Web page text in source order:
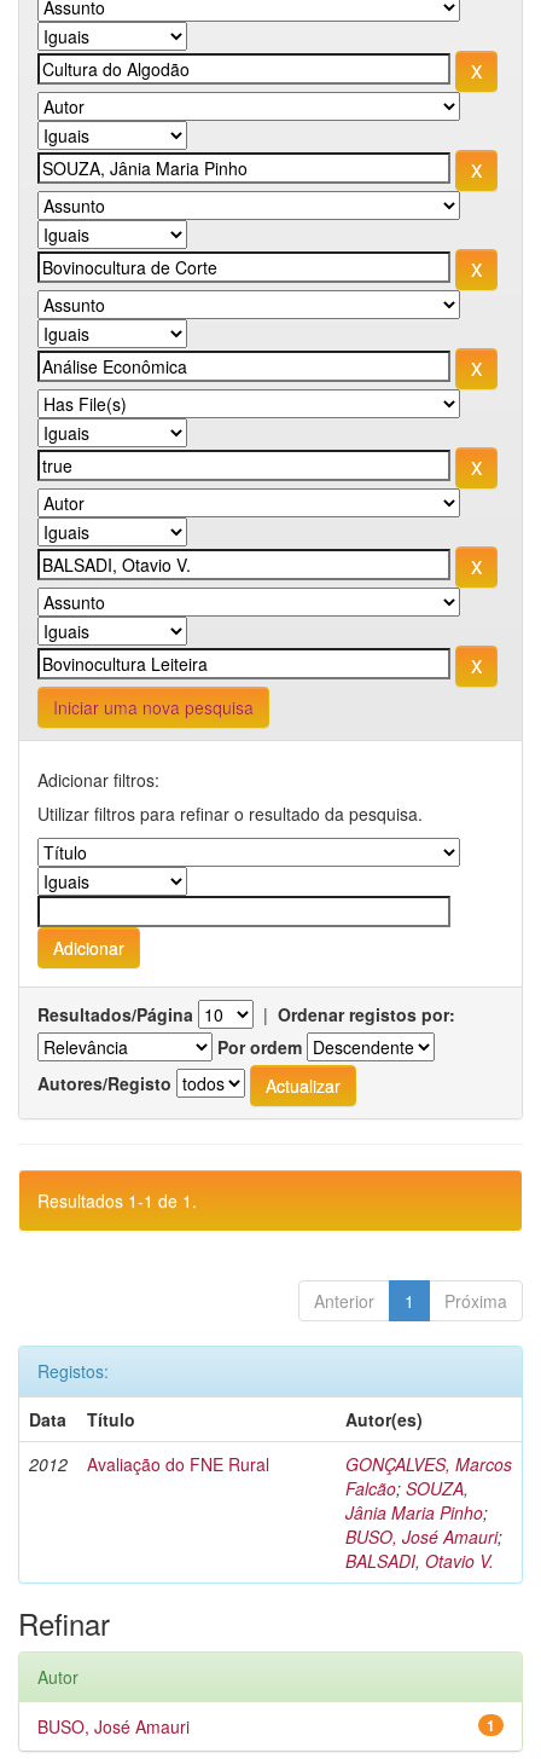
Iniciar uma nova pesquisa
Adicionar filtros:
Utilizar filtros para refinar o resultado da pesquisa.
Resultados/Página | Ordenar registos por:
Por ordem
Autores/Registo
Resultados 1-1 de 1.
Anterior 1 Próxima
Registos:
Data
Título
Autor(es)
2012
Avaliação do FNE Rural
GONÇALVES, Marcos
Falcão; SOUZA,
Jânia Maria Pinho;
BUSO, José Amauri;
BALSADI, Otavio V.
Refinar
Autor
1
BUSO, José Amauri